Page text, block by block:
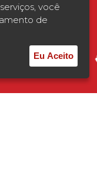
você
de
Eu Aceito